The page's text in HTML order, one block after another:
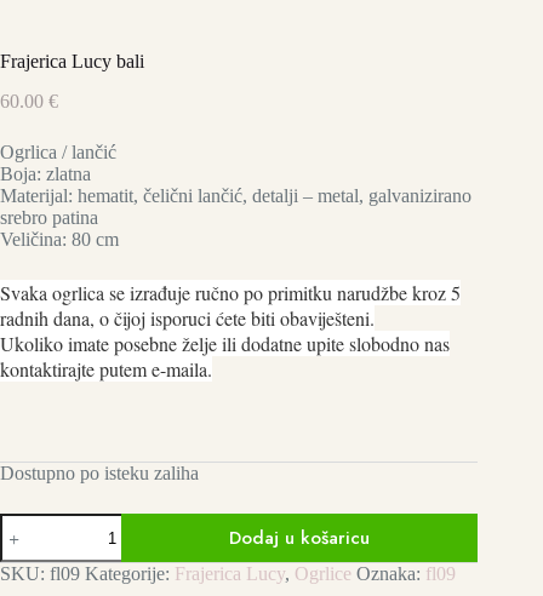
Frajerica Lucy bali
60.00 €
Ogrlica / lančić
Boja: zlatna
Materijal: hematit, čelični lančić, detalji – metal, galvanizirano
srebro patina
Veličina: 80 cm
Svaka ogrlica se izrađuje ručno po primitku narudžbe kroz 5
radnih dana, o čijoj isporuci ćete biti obaviješteni.
Ukoliko imate posebne želje ili dodatne upite slobodno nas
kontaktirajte putem e-maila.
Dostupno po isteku zaliha
Frajerica
Lucy
bali
količina
Dodaj u košaricu
SKU: fl09 Kategorije: Frajerica Lucy, Ogrlice Oznaka: fl09